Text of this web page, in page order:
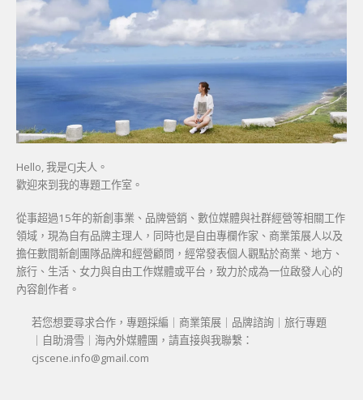
Hello, 我是CJ夫人。
歡迎來到我的專題工作室。
從事超過15年的新創事業、品牌營銷、數位媒體與社群經營等相關工作
領域，現為自有品牌主理人，同時也是自由專欄作家、商業策展人以及
擔任數間新創團隊品牌和經營顧問，經常發表個人觀點於商業、地方、
旅行、生活、女力與自由工作媒體或平台，致力於成為一位啟發人心的
內容創作者。
若您想要尋求合作，專題採編｜商業策展｜品牌諮詢｜旅行專題
｜自助滑雪｜海內外媒體團，請直接與我聯繫：
cjscene.info@gmail.com